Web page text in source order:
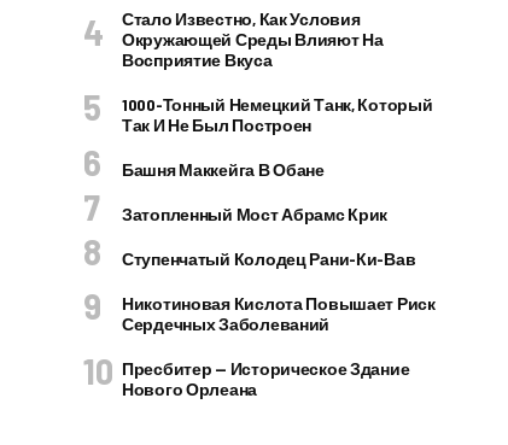
Стало Известно, Как Условия
Окружающей Среды Влияют На
Восприятие Вкуса
1000-Тонный Немецкий Танк, Который
Так И Не Был Построен
Башня Маккейга В Обане
Затопленный Мост Абрамс Крик
Ступенчатый Колодец Рани-Ки-Вав
Никотиновая Кислота Повышает Риск
Сердечных Заболеваний
Пресбитер — Историческое Здание
Нового Орлеана